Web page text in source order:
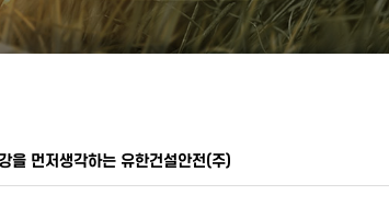
을 먼저생각하는 유한건설안전(주)